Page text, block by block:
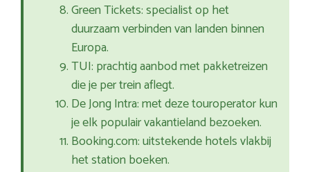
Green Tickets: specialist op het
duurzaam verbinden van landen binnen
Europa.
TUI: prachtig aanbod met pakketreizen
die je per trein aflegt.
De Jong Intra: met deze touroperator kun
je elk populair vakantieland bezoeken.
Booking.com: uitstekende hotels vlakbij
het station boeken.